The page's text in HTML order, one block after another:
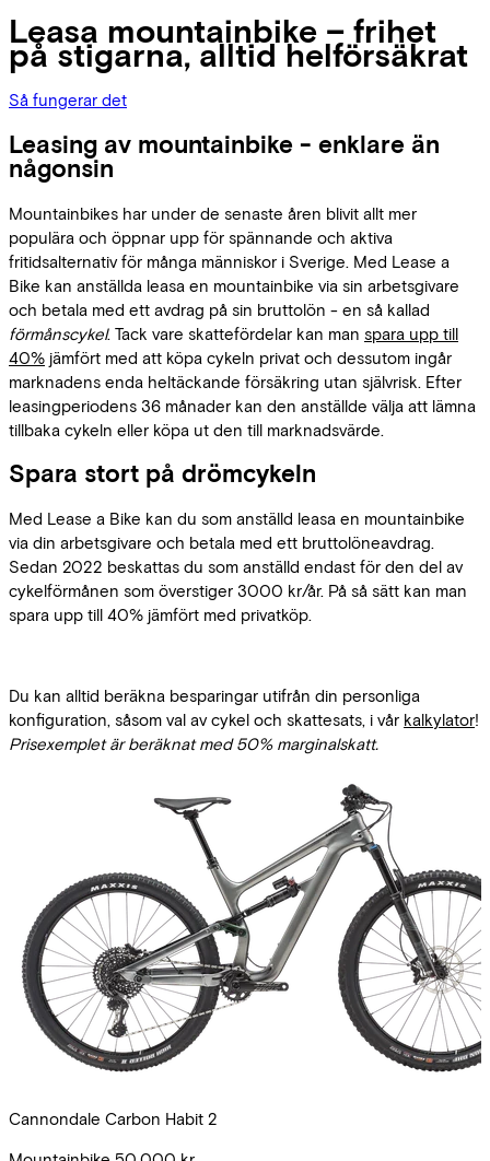
Leasa mountainbike – frihet
på stigarna, alltid helförsäkrat
Så fungerar det
Leasing av mountainbike - enklare än
någonsin
Mountainbikes har under de senaste åren blivit allt mer
populära och öppnar upp för spännande och aktiva
fritidsalternativ för många människor i Sverige. Med Lease a
Bike kan anställda leasa en mountainbike via sin arbetsgivare
och betala med ett avdrag på sin bruttolön - en så kallad
förmånscykel. Tack vare skattefördelar kan man spara upp till
40% jämfört med att köpa cykeln privat och dessutom ingår
marknadens enda heltäckande försäkring utan självrisk. Efter
leasingperiodens 36 månader kan den anställde välja att lämna
tillbaka cykeln eller köpa ut den till marknadsvärde.
Spara stort på drömcykeln
Med Lease a Bike kan du som anställd leasa en mountainbike
via din arbetsgivare och betala med ett bruttolöneavdrag.
Sedan 2022 beskattas du som anställd endast för den del av
cykelförmånen som överstiger 3000 kr/år. På så sätt kan man
spara upp till 40% jämfört med privatköp.
Du kan alltid beräkna besparingar utifrån din personliga
konfiguration, såsom val av cykel och skattesats, i vår kalkylator!
Prisexemplet är beräknat med 50% marginalskatt.
Cannondale Carbon Habit 2